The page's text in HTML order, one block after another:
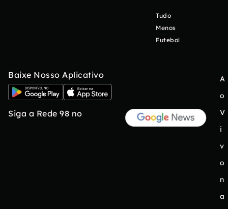
Tudo
Menos
Futebol
Baixe Nosso Aplicativo
Siga a Rede 98 no
A
o
V
i
v
o
n
a